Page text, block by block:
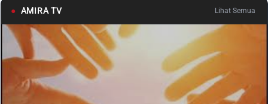
● AMIRA TV Lihat Semua